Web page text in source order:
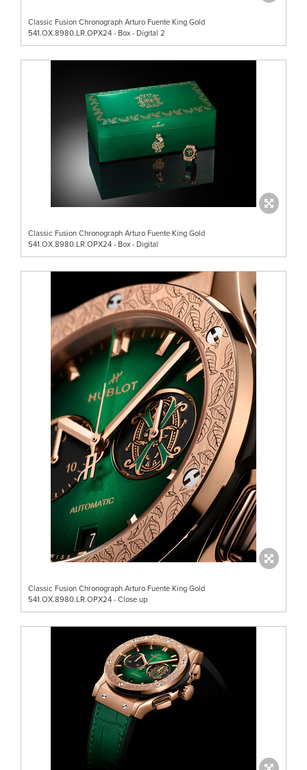
Classic Fusion Chronograph Arturo Fuente King Gold
541.OX.8980.LR.OPX24 - Box - Digital 2
Classic Fusion Chronograph Arturo Fuente King Gold
541.OX.8980.LR.OPX24 - Box - Digital
Classic Fusion Chronograph Arturo Fuente King Gold
541.OX.8980.LR.OPX24 - Close up